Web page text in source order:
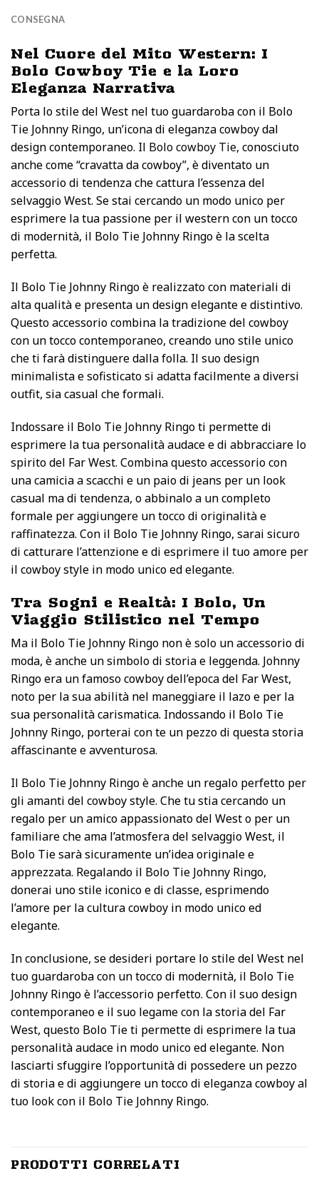
CONSEGNA
Nel Cuore del Mito Western: I
Bolo Cowboy Tie e la Loro
Eleganza Narrativa
Porta lo stile del West nel tuo guardaroba con il Bolo
Tie Johnny Ringo, un’icona di eleganza cowboy dal
design contemporaneo. Il Bolo cowboy Tie, conosciuto
anche come “cravatta da cowboy”, è diventato un
accessorio di tendenza che cattura l’essenza del
selvaggio West. Se stai cercando un modo unico per
esprimere la tua passione per il western con un tocco
di modernità, il Bolo Tie Johnny Ringo è la scelta
perfetta.
Il Bolo Tie Johnny Ringo è realizzato con materiali di
alta qualità e presenta un design elegante e distintivo.
Questo accessorio combina la tradizione del cowboy
con un tocco contemporaneo, creando uno stile unico
che ti farà distinguere dalla folla. Il suo design
minimalista e sofisticato si adatta facilmente a diversi
outfit, sia casual che formali.
Indossare il Bolo Tie Johnny Ringo ti permette di
esprimere la tua personalità audace e di abbracciare lo
spirito del Far West. Combina questo accessorio con
una camicia a scacchi e un paio di jeans per un look
casual ma di tendenza, o abbinalo a un completo
formale per aggiungere un tocco di originalità e
raffinatezza. Con il Bolo Tie Johnny Ringo, sarai sicuro
di catturare l’attenzione e di esprimere il tuo amore per
il cowboy style in modo unico ed elegante.
Tra Sogni e Realtà: I Bolo, Un
Viaggio Stilistico nel Tempo
Ma il Bolo Tie Johnny Ringo non è solo un accessorio di
moda, è anche un simbolo di storia e leggenda. Johnny
Ringo era un famoso cowboy dell’epoca del Far West,
noto per la sua abilità nel maneggiare il lazo e per la
sua personalità carismatica. Indossando il Bolo Tie
Johnny Ringo, porterai con te un pezzo di questa storia
affascinante e avventurosa.
Il Bolo Tie Johnny Ringo è anche un regalo perfetto per
gli amanti del cowboy style. Che tu stia cercando un
regalo per un amico appassionato del West o per un
familiare che ama l’atmosfera del selvaggio West, il
Bolo Tie sarà sicuramente un’idea originale e
apprezzata. Regalando il Bolo Tie Johnny Ringo,
donerai uno stile iconico e di classe, esprimendo
l’amore per la cultura cowboy in modo unico ed
elegante.
In conclusione, se desideri portare lo stile del West nel
tuo guardaroba con un tocco di modernità, il Bolo Tie
Johnny Ringo è l’accessorio perfetto. Con il suo design
contemporaneo e il suo legame con la storia del Far
West, questo Bolo Tie ti permette di esprimere la tua
personalità audace in modo unico ed elegante. Non
lasciarti sfuggire l’opportunità di possedere un pezzo
di storia e di aggiungere un tocco di eleganza cowboy al
tuo look con il Bolo Tie Johnny Ringo.
PRODOTTI CORRELATI